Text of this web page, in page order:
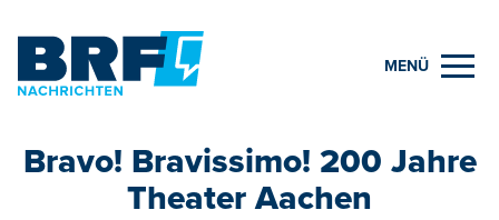
MENÜ
Bravo! Bravissimo! 200 Jahre
Theater Aachen